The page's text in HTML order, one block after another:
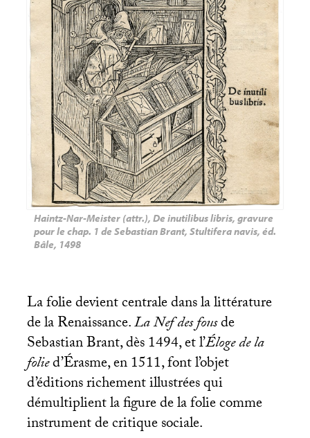
Haintz-Nar-Meister (attr.), De inutilibus libris, gravure
pour le chap. 1 de Sebastian Brant, Stultifera navis, éd.
Bâle, 1498
La folie devient centrale dans la littérature
de la Renaissance.La Nef des fousde
Sebastian Brant, dès 1494, et l’Éloge de la
folied’Érasme, en 1511, font l’objet
d’éditions richement illustrées qui
démultiplient la figure de la folie comme
instrument de critique sociale.